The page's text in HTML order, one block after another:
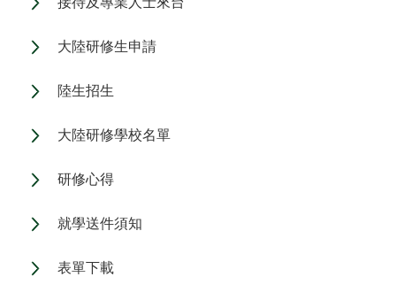
大陸研修生申請
陸生招生
大陸研修學校名單
研修心得
就學送件須知
表單下載